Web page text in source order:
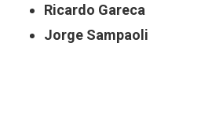
Ricardo Gareca
Jorge Sampaoli